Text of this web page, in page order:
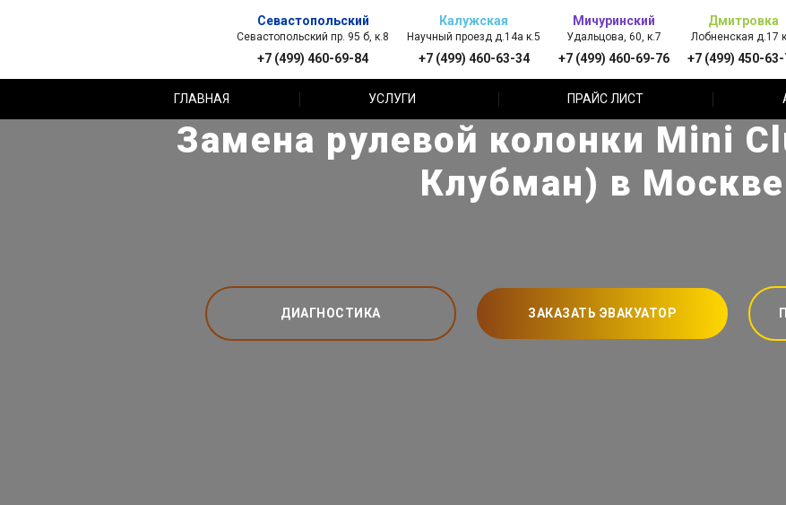
Севастопольский
Севастопольский пр. 95 б, к.8
+7 (499) 460-69-84
Калужская
Научный проезд д.14а к.5
+7 (499) 460-63-34
Мичуринский
Удальцова, 60, к.7
+7 (499) 460-69-76
Дмитровка
Лобненская д.17
+7 (499) 450-
ГЛАВНАЯ УСЛУГИ ПРАЙС ЛИСТ
Замена рулевой колонки Mini
Клубман) в Москве
ДИАГНОСТИКА ЗАКАЗАТЬ ЭВАКУАТОР